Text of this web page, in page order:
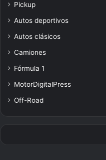
Pickup
Autos deportivos
Autos clásicos
Camiones
Fórmula 1
MotorDigitalPress
Off-Road